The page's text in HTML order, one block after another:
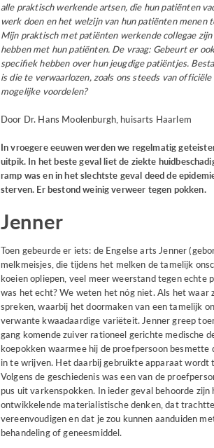
alle praktisch werkende artsen, die hun patiënten
werk doen en het welzijn van hun patiënten menen
Mijn praktisch met patiënten werkende collegae
hebben met hun patiënten. De vraag: Gebeurt er
speciﬁek hebben over hun jeugdige patiëntjes.
is die te verwaarlozen, zoals ons steeds van
mogelijke voordelen?
Door Dr. Hans Moolenburgh, huisarts Haarlem
In vroegere eeuwen werden we regelmatig
uitpik. In het beste geval liet de ziekte
ramp was en in het slechtste geval deed de
sterven. Er bestond weinig verweer tegen pokken.
Jenner
Toen gebeurde er iets: de Engelse arts Jenner
melkmeisjes, die tijdens het melken de tamelijk
koeien opliepen, veel meer weerstand tegen echte
was het echt? We weten het nóg niet. Als het
spreken, waarbij het doormaken van een tamelijk
verwante kwaadaardige variëteit. Jenner greep
gang komende zuiver rationeel gerichte medische
koepokken waarmee hij de proefpersoon besmette
in te wrijven. Het daarbij gebruikte apparaat wordt
Volgens de geschiedenis was een van de
pus uit varkenspokken. In ieder geval behoorde
ontwikkelende materialistische denken, dat
vereenvoudigen en dat je zou kunnen aanduiden
behandeling of geneesmiddel.